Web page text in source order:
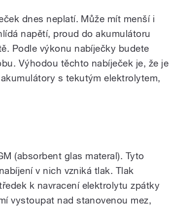
dnes neplatí. Může mít menší i
napětí, proud do akumulátoru
Podle výkonu nabíječky budete
Výhodou těchto nabíječek je, že je
s tekutým elektrolytem,
(absorbent glas materal). Tyto
v nich vzniká tlak. Tlak
k navracení elektrolytu zpátky
vystoupat nad stanovenou mez,